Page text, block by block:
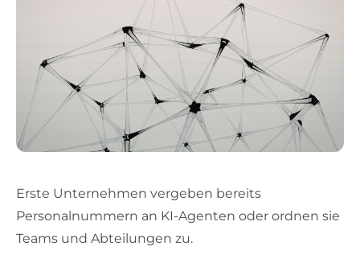
Erste Unternehmen vergeben bereits
Personalnummern an KI-Agenten oder ordnen sie
Teams und Abteilungen zu.